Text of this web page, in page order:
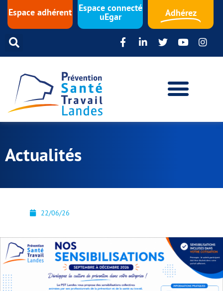
Espace adhérent Espace connecté
uEgar Adhérez
Actualités
22/06/26